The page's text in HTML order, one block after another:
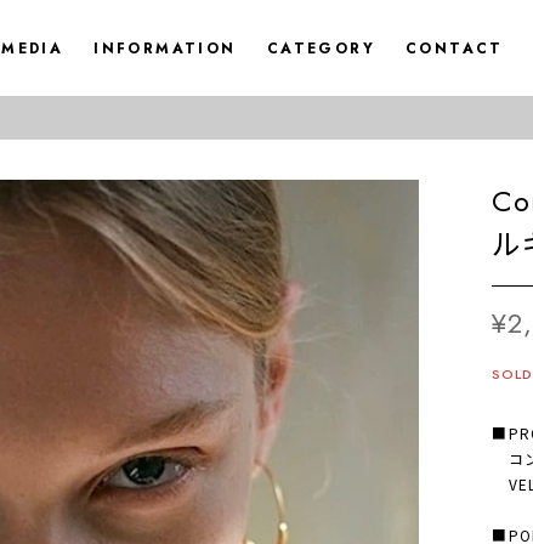
MEDIA INFORMATION CATEGORY CONTACT
ル
コ